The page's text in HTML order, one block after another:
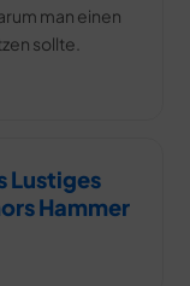
man einen
sollte.
Lustiges
Hammer